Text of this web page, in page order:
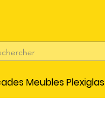
Meubles Plexiglas